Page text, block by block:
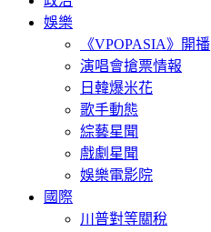
娛樂
《VPOPASIA》開播
演唱會搶票情報
日韓爆米花
歌手動態
綜藝星聞
戲劇星聞
娛樂電影院
國際
川普對等關稅